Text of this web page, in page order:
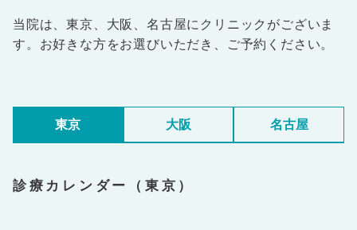
当院は、東京、大阪、名古屋にクリニックがございま
す。お好きな方をお選びいただき、ご予約ください。
東京 大阪 名古屋
診療カレンダー（東京）